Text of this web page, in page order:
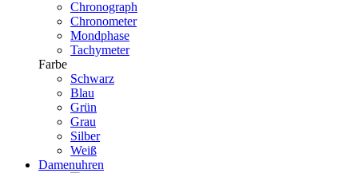
Chronograph
Chronometer
Mondphase
Tachymeter
Farbe
Schwarz
Blau
Grün
Grau
Silber
Weiß
Damenuhren